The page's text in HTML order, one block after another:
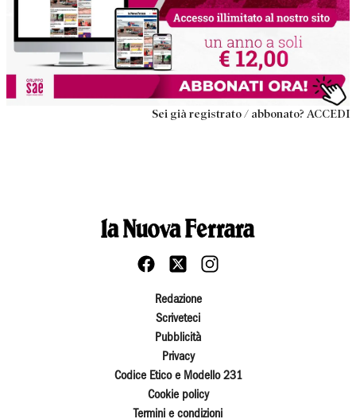
Sei già registrato / abbonato? ACCEDI
Redazione
Scriveteci
Pubblicità
Privacy
Codice Etico e Modello 231
Cookie policy
Termini e condizioni